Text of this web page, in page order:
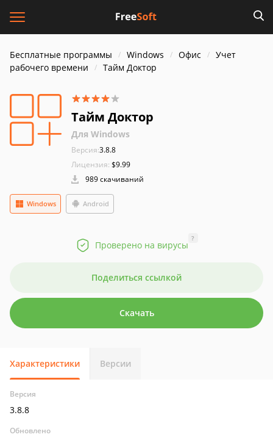
Бесплатные программы Windows Офис
Учет
рабочего времени
Тайм Доктор
Тайм Доктор
Для Windows
Версия:3.8.8
Лицензия: $9.99
989 скачиваний
Windows Android
Проверено на вирусы
?
Поделиться ссылкой
Скачать
Характеристики Версии
Версия
3.8.8
Обновлено